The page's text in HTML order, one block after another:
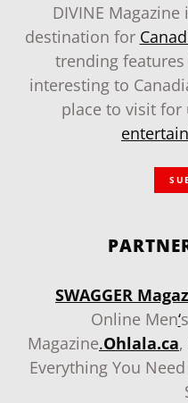
DIVINE
destination for
trending
interesting to
place to visit for
SWAGGER
Online Men‘
Magazine.Ohlala.ca,
Everything You